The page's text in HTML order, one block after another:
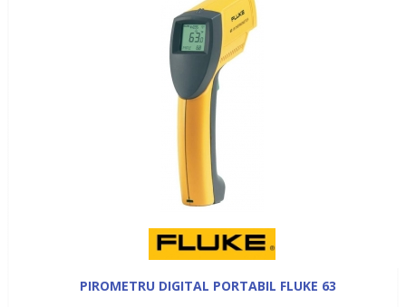
PIROMETRU DIGITAL PORTABIL FLUKE 63